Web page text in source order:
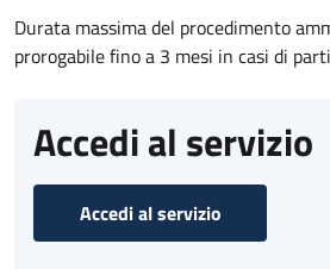
Durata massima del procedimento
prorogabile fino a 3 mesi in casi di
Accedi al servizio
Accedi al servizio